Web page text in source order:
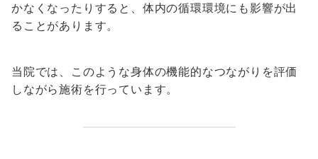
かなくなったりすると、体内の循環環境にも影響が出
ることがあります。
当院では、このような身体の機能的なつながりを評価
しながら施術を行っています。